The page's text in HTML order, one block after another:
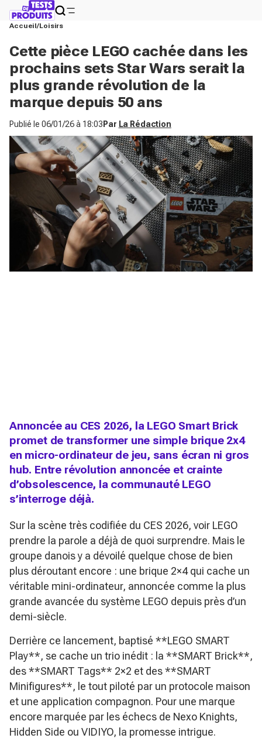
Accueil Loisirs
Cette pièce LEGO cachée dans les
prochains sets Star Wars serait la
plus grande révolution de la
marque depuis 50 ans
Publié le 06/01/26 à 18:03 Par La Rédaction
Annoncée au CES 2026, la LEGO Smart Brick
promet de transformer une simple brique 2x4
en micro-ordinateur de jeu, sans écran ni gros
hub. Entre révolution annoncée et crainte
d’obsolescence, la communauté LEGO
s’interroge déjà.
Sur la scène très codifiée du CES 2026, voir LEGO
prendre la parole a déjà de quoi surprendre. Mais le
groupe danois y a dévoilé quelque chose de bien
plus déroutant encore : une brique 2×4 qui cache un
véritable mini-ordinateur, annoncée comme la plus
grande avancée du système LEGO depuis près d’un
demi-siècle.
Derrière ce lancement, baptisé **LEGO SMART
Play**, se cache un trio inédit : la **SMART Brick**,
des **SMART Tags** 2×2 et des **SMART
Minifigures**, le tout piloté par un protocole maison
et une application compagnon. Pour une marque
encore marquée par les échecs de Nexo Knights,
Hidden Side ou VIDIYO, la promesse intrigue.